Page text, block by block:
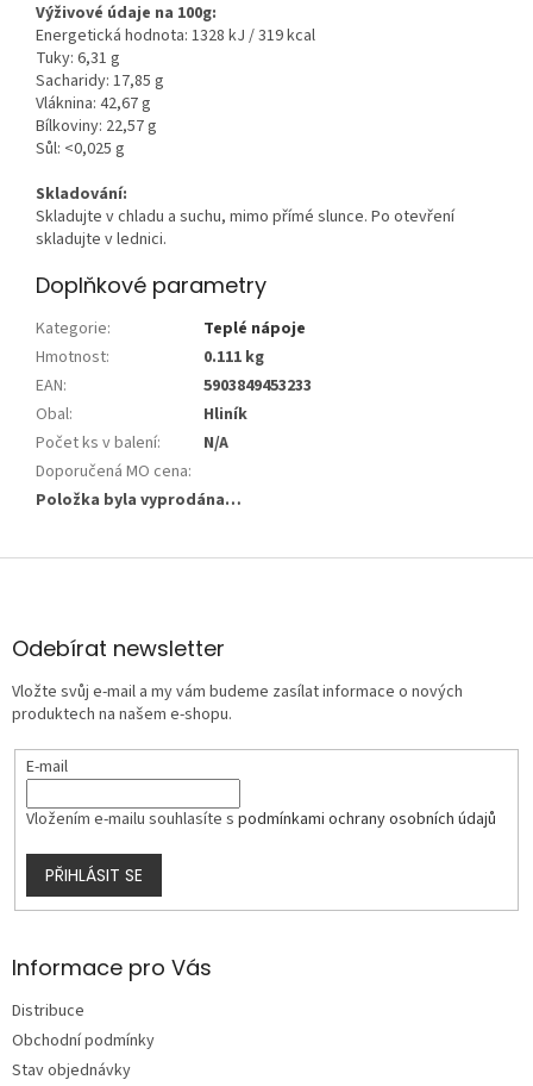
Výživové údaje na 100g:
Energetická hodnota: 1328 kJ / 319 kcal
Tuky: 6,31 g
Sacharidy: 17,85 g
Vláknina: 42,67 g
Bílkoviny: 22,57 g
Sůl: <0,025 g
Skladování:
Skladujte v chladu a suchu, mimo přímé slunce. Po otevření
skladujte v lednici.
Doplňkové parametry
Kategorie:
Teplé nápoje
Hmotnost:
0.111 kg
EAN:
5903849453233
Obal:
Hliník
Počet ks v balení:
N/A
Doporučená MO cena:
Položka byla vyprodána…
Z
aOdebírat newsletter
Vložte svůj e-mail a my vám budeme zasílat informace o nových
produktech na našem e-shopu.
E-mail
Vložením e-mailu souhlasíte s podmínkami ochrany osobních údajů
PŘIHLÁSIT SE
Informace pro Vás
Distribuce
Obchodní podmínky
Stav objednávky